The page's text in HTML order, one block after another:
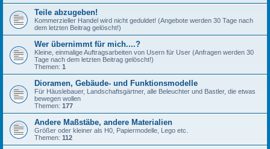
Teile abzugeben!
Kommerzieller Handel wird nicht geduldet! (Angebote werden 30 Tage nach
dem letzten Beitrag gelöscht!)
Wer übernimmt für mich....?
Kleine, einmalige Auftragsarbeiten von Usern für User (Anfragen werden 30
Tage nach dem letzten Beitrag gelöscht!)
Themen: 1
Dioramen, Gebäude- und Funktionsmodelle
Für Häuslebauer, Landschaftsgärtner, alle Beleuchter und Bastler, die etwas
bewegen wollen
Themen: 177
Andere Maßstäbe, andere Materialien
Größer oder kleiner als H0, Papiermodelle, Lego etc.
Themen: 112